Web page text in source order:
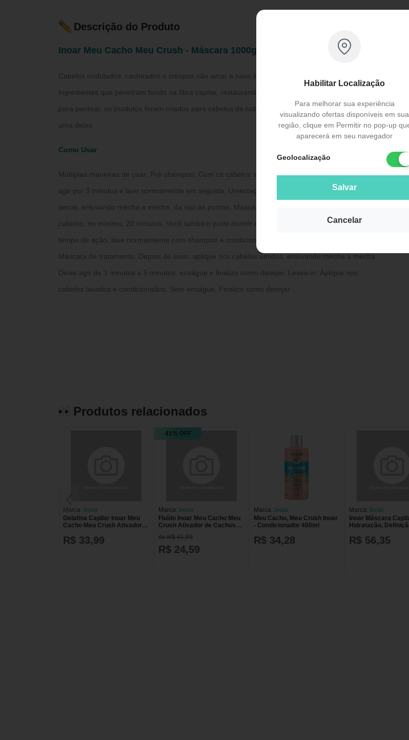
Habilitar Localização
Para melhorar sua experiência
visualizando ofertas disponíveis em sua
região, clique em Permitir no pop-up
aparecerá em seu navegador
Geolocalização
Salvar
Cancelar
Descrição do Produto
Inoar Meu Cacho Meu Crush - Máscara 1000g
Cabelos ondulados, cacheados e crespos vão amar a nova linha Meu Cacho, Meu Crush, com
ingredientes que penetram fundo na fibra capilar, restaurando os fios. Do pré-shampoo ao creme
para pentear, os produtos foram criados para cabelos de todas as curvaturas e para valorizar cada
uma delas.
Como Usar
Múltiplas maneiras de usar: Pré-shampoo: Com os cabelos secos, aplique em todo o cabelo. Deixe
agir por 3 minutos e lave normalmente em seguida. Umectação: Aplique a máscara nos cabelos
secos, enluvando mecha a mecha, da raiz às pontas. Massageie e deixe o produto agir nos
cabelos, no mínimo, 20 minutos. Você também pode dormir com o produto nos cabelos. Depois do
tempo de ação, lave normalmente com shampoo e condicionador da linha Meu Cacho, Meu Crush.
Máscara de tratamento: Depois de lavar, aplique nos cabelos úmidos, enluvando mecha a mecha.
Deixe agir de 3 minutos a 5 minutos, enxágue e finalize como desejar. Leave-in: Aplique nos
cabelos lavados e condicionados. Sem enxágue. Finalize como desejar.
Produtos relacionados
Marca: Inoar
Gelatina Capilar Inoar Meu
Cacho Meu Crush Ativadora
R$ 33,99
41% OFF
Marca: Inoar
Fluído Inoar Meu Cacho Meu
Crush Ativador de Cachos
de R$ 41,99
R$ 24,59
Marca: Inoar
Meu Cacho, Meu Crush Inoar
- Condicionador 400ml
R$ 34,28
Marca: Inoar
Inoar Máscara
Hidratação,
Cacho Meu Crush
Máscara Capilar
R$ 56,35